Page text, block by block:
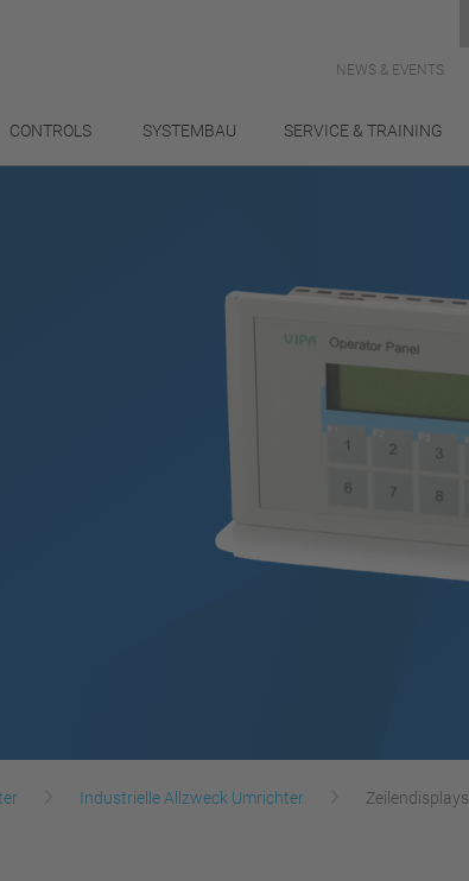
NEWS & EVENTS
CONTROLS SYSTEMBAU SERVICE & TRAINING
Industrielle Allzweck Umrichter Zeilendisplays